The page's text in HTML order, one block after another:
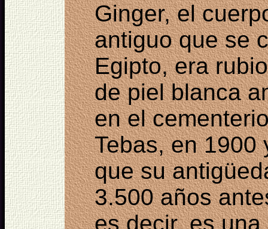
Ginger, el
antiguo que se
Egipto, era
de piel blanca
en el
Tebas, en 1900
que su
3.500 años
es decir, es